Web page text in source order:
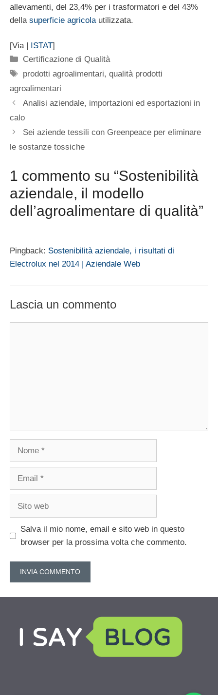
allevamenti, del 23,4% per i trasformatori e del 43%
della superficie agricola utilizzata.
[Via | ISTAT]
Categorie
Certificazione di Qualità
Tag
prodotti agroalimentari,qualità prodotti
agroalimentari
Analisi aziendale, importazioni ed esportazioni in
calo
Sei aziende tessili con Greenpeace per eliminare
le sostanze tossiche
1 commento su “Sostenibilità
aziendale, il modello
dell’agroalimentare di qualità”
Pingback: Sostenibilità aziendale, i risultati di
Electrolux nel 2014 | Aziendale Web
Lascia un commento
Nome
Email
Sito
Salva il mio nome, email e sito web in questo
browser per la prossima volta che commento.